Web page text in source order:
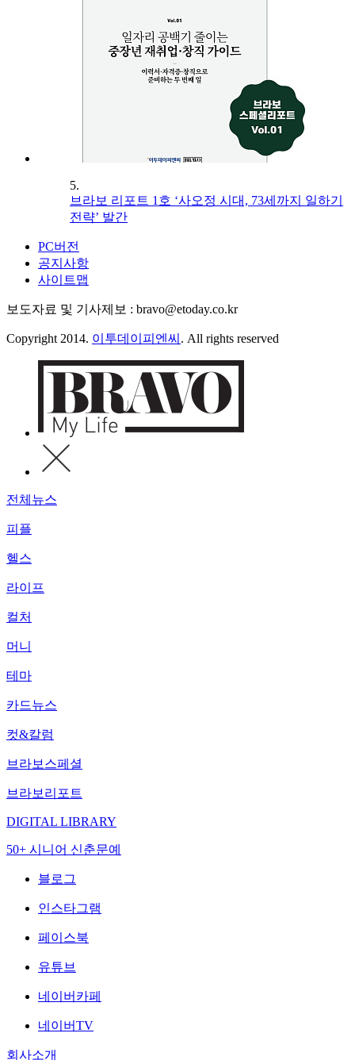
5.
브라보 리포트 1호 ‘사오정 시대, 73세까지 일하기
전략’ 발간
PC버전
공지사항
사이트맵
보도자료 및 기사제보 : bravo@etoday.co.kr
Copyright 2014. 이투데이피엔씨 . All rights reserved
전체뉴스
피플
헬스
라이프
컬처
머니
테마
카드뉴스
컷&칼럼
브라보스페셜
브라보리포트
DIGITAL LIBRARY
50+ 시니어 신춘문예
블로그
인스타그램
페이스북
유튜브
네이버카페
네이버TV
회사소개